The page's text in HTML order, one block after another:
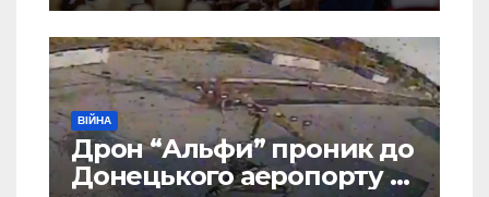
ВІЙНА
Дрон “Альфи” проник до
Донецького аеропорту та